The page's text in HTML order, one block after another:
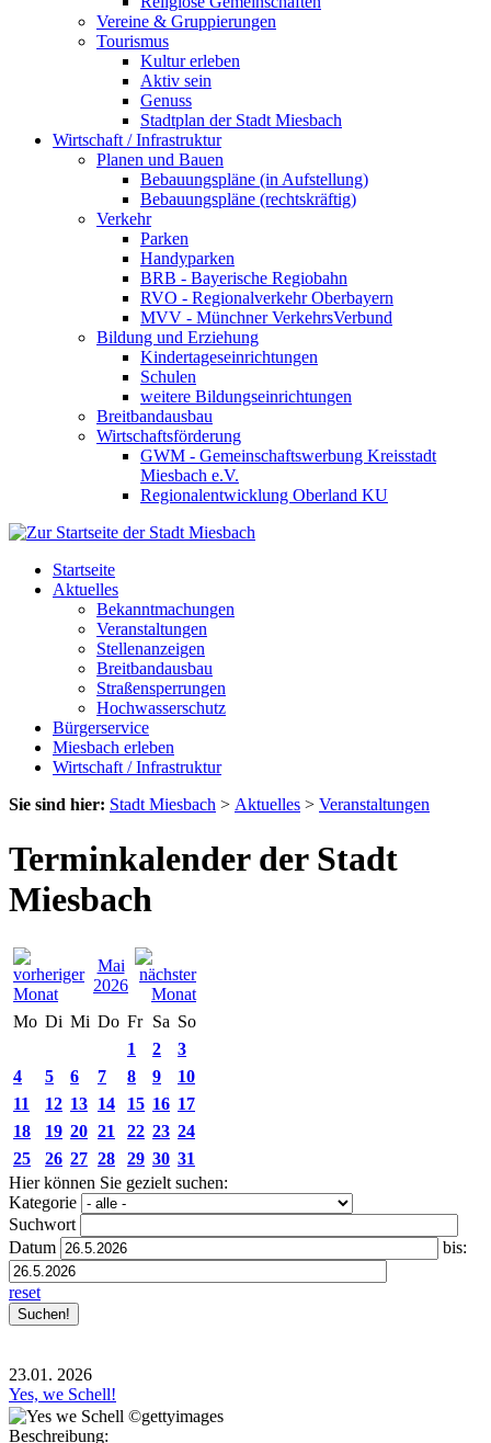
Vereine & Gruppierungen
Tourismus
Kultur erleben
Aktiv sein
Genuss
Stadtplan der Stadt Miesbach
Wirtschaft / Infrastruktur
Planen und Bauen
Bebauungspläne (in Aufstellung)
Bebauungspläne (rechtskräftig)
Verkehr
Parken
Handyparken
BRB - Bayerische Regiobahn
RVO - Regionalverkehr Oberbayern
MVV - Münchner VerkehrsVerbund
Bildung und Erziehung
Kindertageseinrichtungen
Schulen
weitere Bildungseinrichtungen
Breitbandausbau
Wirtschaftsförderung
GWM - Gemeinschaftswerbung Kreisstadt
Miesbach e.V.
Regionalentwicklung Oberland KU
Startseite
Aktuelles
Bekanntmachungen
Veranstaltungen
Stellenanzeigen
Breitbandausbau
Straßensperrungen
Hochwasserschutz
Bürgerservice
Miesbach erleben
Wirtschaft / Infrastruktur
Sie sind hier: Stadt Miesbach > Aktuelles > Veranstaltungen
Terminkalender der Stadt
Miesbach
Mai
2026
Mo Di Mi Do Fr Sa So
1
2
3
4
5 6 7 8 9
10
11
12 13 14 15 16 17
18
19 20 21 22 23 24
25
26 27 28 29 30 31
Hier können Sie gezielt suchen:
Kategorie
Suchwort
Datum
bis:
reset
23.01. 2026
Yes, we Schell!
Beschreibung: